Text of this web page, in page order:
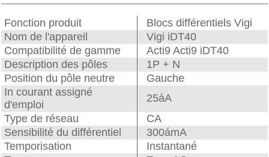
Fonction produit
Blocs différentiels Vigi
Nom de l'appareil
Vigi iDT40
Compatibilité de gamme
Acti9 Acti9 iDT40
Description des pôles
1P + N
Position du pôle neutre
Gauche
In courant assigné
d'emploi
25áA
Type de réseau
CA
Sensibilité du différentiel
300ámA
Temporisation
Instantané